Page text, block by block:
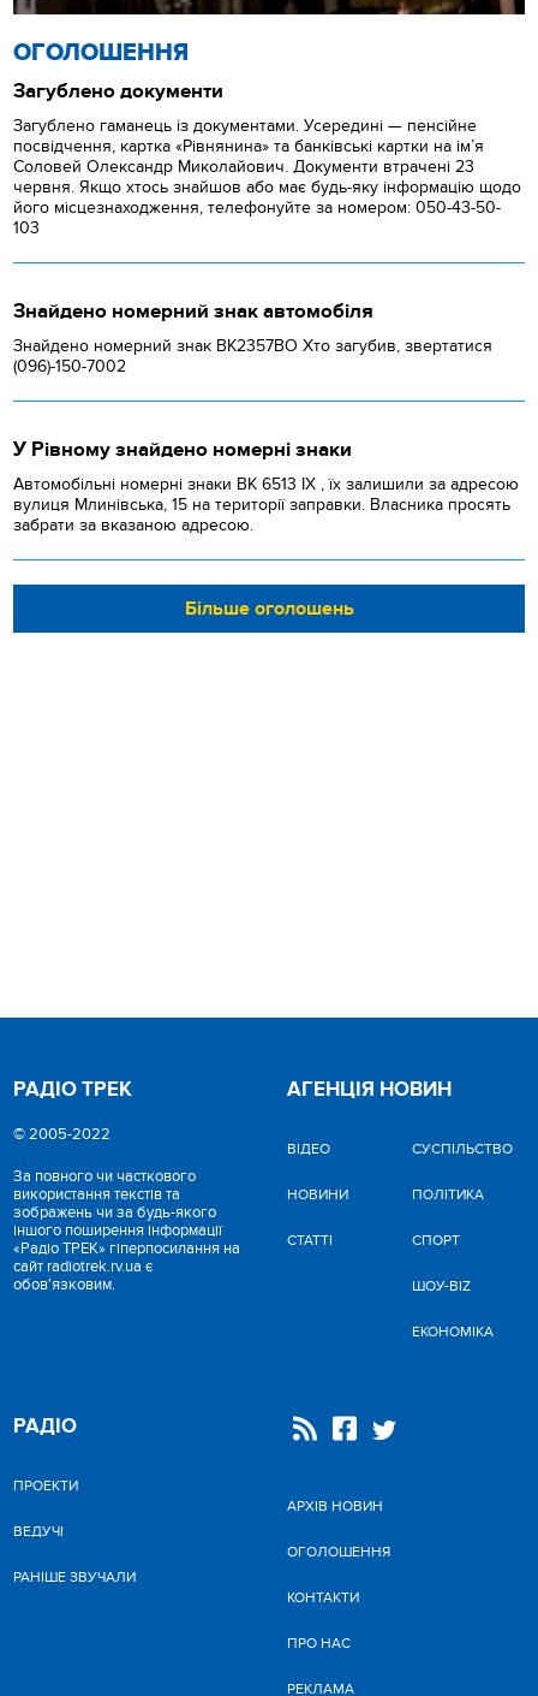
ОГОЛОШЕННЯ
Загублено документи
Загублено гаманець із документами. Усередині — пенсійне
посвідчення, картка «Рівнянина» та банківські картки на ім’я
Соловей Олександр Миколайович. Документи втрачені 23
червня. Якщо хтось знайшов або має будь-яку інформацію щодо
його місцезнаходження, телефонуйте за номером: 050-43-50-
103
Знайдено номерний знак автомобіля
Знайдено номерний знак ВК2357ВО Хто загубив, звертатися
(096)-150-7002
У Рівному знайдено номерні знаки
Автомобільні номерні знаки BK 6513 IX , їх залишили за адресою
вулиця Млинівська, 15 на території заправки. Власника просять
забрати за вказаною адресою.
Більше оголошень
РАДІО ТРЕК
© 2005-2022
За повного чи часткового
використання текстів та
зображень чи за будь-якого
іншого поширення інформації
«Радіо ТРЕК» гіперпосилання на
сайт radiotrek.rv.ua є
обов'язковим.
АГЕНЦІЯ НОВИН
ВІДЕО
НОВИНИ
СТАТТІ
CУСПІЛЬСТВО
ПОЛІТИКА
СПОРТ
ШОУ-BIZ
ЕКОНОМІКА
РАДІО
ПРОЕКТИ
ВЕДУЧІ
РАНІШЕ ЗВУЧАЛИ
АРХІВ НОВИН
ОГОЛОШЕННЯ
КОНТАКТИ
ПРО НАС
РЕКЛАМА